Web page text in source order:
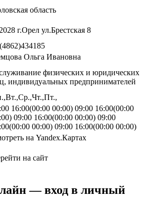
область
г.Орел ул.Брестская 8
Ольга Ивановна
физических и юридических
индивидуальных предпринимателей
16:00(00:00 00:00) 09:00 16:00(00:00
09:00 16:00(00:00 00:00) 09:00
00:00) 09:00 16:00(00:00 00:00)
на Yandex.Картах
на сайт
— вход в личный